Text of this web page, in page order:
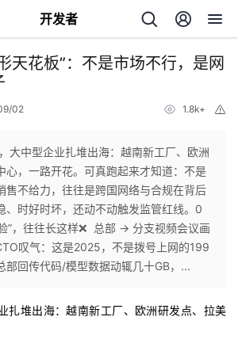
开发者
天花板”：不是市场不行，是网
02 1.8k+
大中型企业扎堆出海：越南新工厂、欧洲
心，一路开花。可真跑起来才知道：不是
售不给力，往往是跨国网络与合规在背后
时好时坏，还动不动触发监管红线。0
”，往往长这样❌ 总部 → 分支视频会议画
叹气：这是2025，不是拨号上网的199
部回传代码/模型数据动辄几十GB，...
扎堆出海：越南新工厂、欧洲研发点、拉美